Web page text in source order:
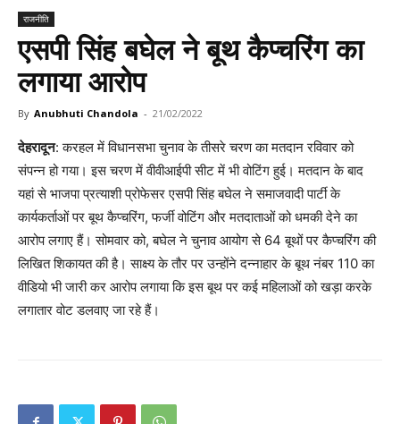
राजनीति
एसपी सिंह बघेल ने बूथ कैप्चरिंग का
लगाया आरोप
By Anubhuti Chandola - 21/02/2022
देहरादून: करहल में विधानसभा चुनाव के तीसरे चरण का मतदान रविवार को
संपन्न हो गया। इस चरण में वीवीआईपी सीट में भी वोटिंग हुई। मतदान के बाद
यहां से भाजपा प्रत्याशी प्रोफेसर एसपी सिंह बघेल ने समाजवादी पार्टी के
कार्यकर्ताओं पर बूथ कैप्चरिंग, फर्जी वोटिंग और मतदाताओं को धमकी देने का
आरोप लगाए हैं। सोमवार को, बघेल ने चुनाव आयोग से 64 बूथों पर कैप्चरिंग की
लिखित शिकायत की है। साक्ष्य के तौर पर उन्होंने दन्नाहार के बूथ नंबर 110 का
वीडियो भी जारी कर आरोप लगाया कि इस बूथ पर कई महिलाओं को खड़ा करके
लगातार वोट डलवाए जा रहे हैं।